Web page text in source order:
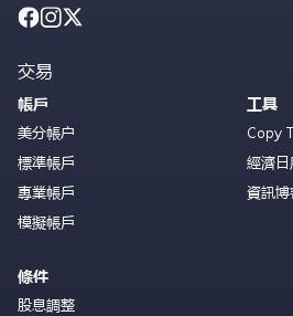
交易
帳戶
美分帳户
標準帳戶
專業帳戶
模擬帳戶
條件
股息調整
工具
Copy
經濟
資訊